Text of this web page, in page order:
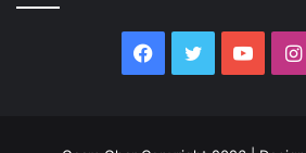
Facebook
Twitter